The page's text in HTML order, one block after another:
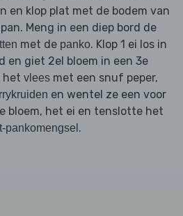
en klop plat met de bodem van
Meng in een diep bord de
met de panko. Klop 1 ei los in
en giet 2el bloem in een 3e
het vlees met een snuf peper,
en wentel ze een voor
bloem, het ei en tenslotte het
pankomengsel .